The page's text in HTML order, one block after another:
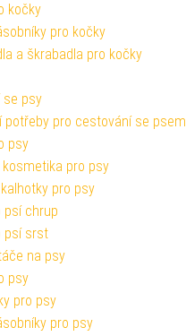
kočky
pro kočky
a škrabadla pro kočky
se psy
potřeby pro cestování se psem
psy
kosmetika pro psy
pro psy
psí chrup
psí srst
na psy
psy
pro psy
pro psy